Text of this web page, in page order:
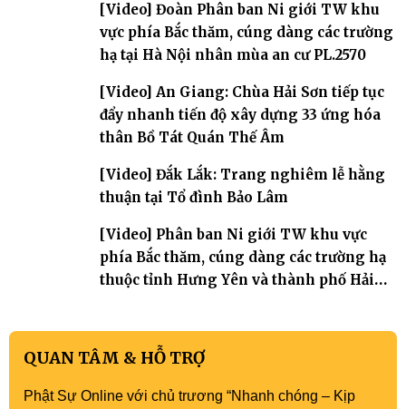
[Video] Đoàn Phân ban Ni giới TW khu
vực phía Bắc thăm, cúng dàng các trường
hạ tại Hà Nội nhân mùa an cư PL.2570
[Video] An Giang: Chùa Hải Sơn tiếp tục
đẩy nhanh tiến độ xây dựng 33 ứng hóa
thân Bồ Tát Quán Thế Âm
[Video] Đắk Lắk: Trang nghiêm lễ hằng
thuận tại Tổ đình Bảo Lâm
[Video] Phân ban Ni giới TW khu vực
phía Bắc thăm, cúng dàng các trường hạ
thuộc tỉnh Hưng Yên và thành phố Hải
QUAN TÂM & HỖ TRỢ
Phật Sự Online với chủ trương “Nhanh chóng – Kịp